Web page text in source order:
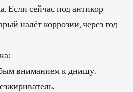
Если сейчас под антикор
налёт коррозии, через год
вниманием к днищу.